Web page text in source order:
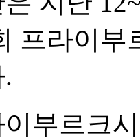
프라이
부르크